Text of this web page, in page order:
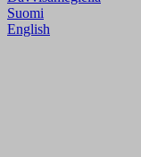
Suomi
English